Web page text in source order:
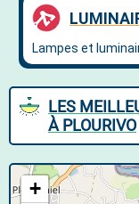
LES
À PLOURIVO
+